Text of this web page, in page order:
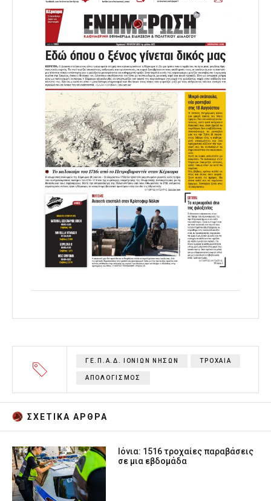
ΓΕ.Π.Α.Δ. ΙΟΝΙΩΝ ΝΗΣΩΝ ΤΡΟΧΑΙΑ
ΑΠΟΛΟΓΙΣΜΟΣ
ΣΧΕΤΙΚA AΡΘΡΑ
Ιόνια: 1516 τροχαίες παραβάσεις
σε μια εβδομάδα